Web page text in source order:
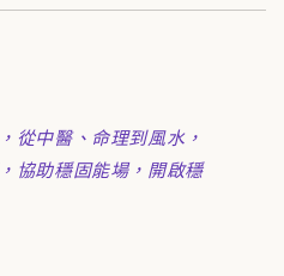
從中醫、命理到風水，
協助穩固能場，開啟穩